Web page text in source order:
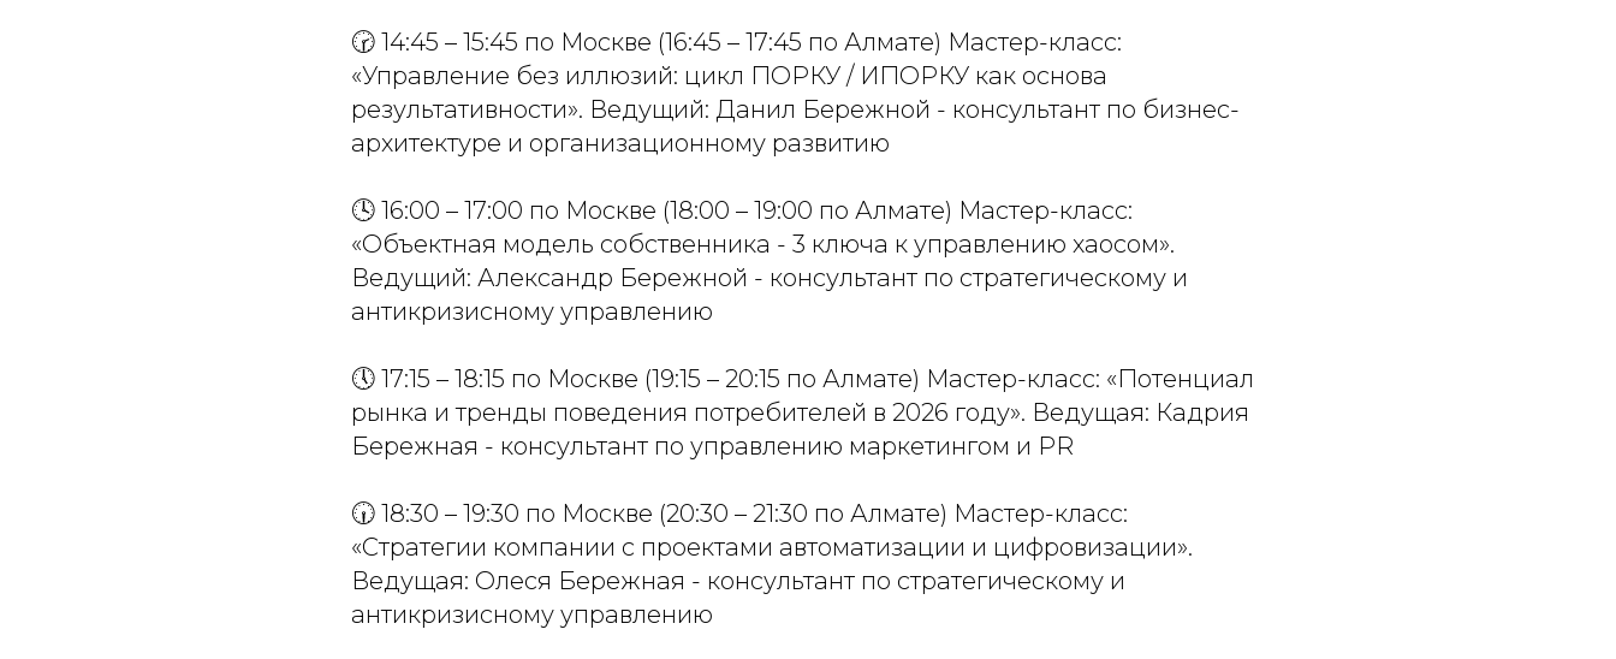
🕝 14:45 – 15:45 по Москве (16:45 – 17:45 по Алмате) Мастер-класс:
«Управление без иллюзий: цикл ПОРКУ / ИПОРКУ как основа
результативности». Ведущий: Данил Бережной - консультант по бизнес-
архитектуре и организационному развитию
🕓 16:00 – 17:00 по Москве (18:00 – 19:00 по Алмате) Мастер-класс:
«Объектная модель собственника - 3 ключа к управлению хаосом».
Ведущий: Александр Бережной - консультант по стратегическому и
антикризисному управлению
🕔 17:15 – 18:15 по Москве (19:15 – 20:15 по Алмате) Мастер-класс: «Потенциал
рынка и тренды поведения потребителей в 2026 году». Ведущая: Кадрия
Бережная - консультант по управлению маркетингом и PR
🕡 18:30 – 19:30 по Москве (20:30 – 21:30 по Алмате) Мастер-класс:
«Стратегии компании с проектами автоматизации и цифровизации».
Ведущая: Олеся Бережная - консультант по стратегическому и
антикризисному управлению